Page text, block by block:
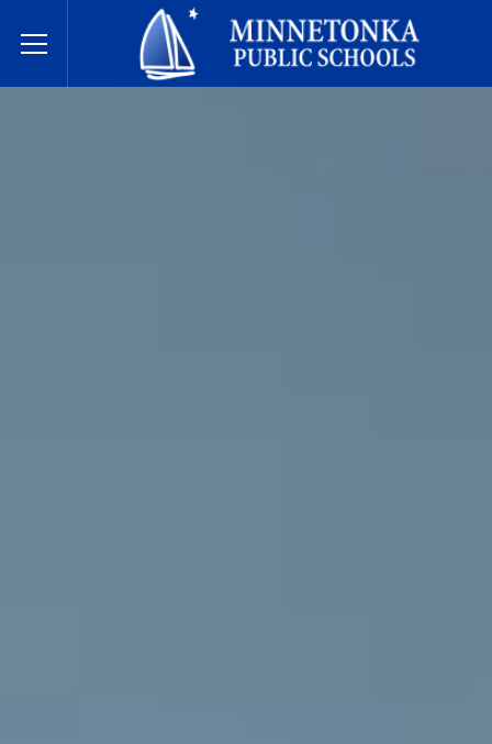
Toggle Menu
Écoles publiques de Minnetonka